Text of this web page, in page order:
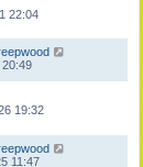
22:04
20:49
19:32
11:47